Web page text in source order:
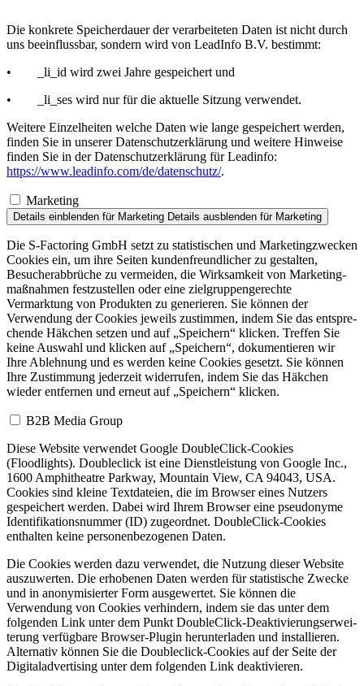
Die konkrete Speicherdauer der verarbeiteten Daten ist nicht durch
uns beeinflussbar, sondern wird von LeadInfo B.V. bestimmt:
• _li_id wird zwei Jahre gespeichert und
• _li_ses wird nur für die aktuelle Sitzung verwendet.
Weitere Einzelheiten welche Daten wie lange gespeichert werden,
finden Sie in unserer Datenschutzerklärung und weitere Hinweise
finden Sie in der Datenschutzerklärung für Leadinfo:
https://www.leadinfo.com/de/datenschutz/.
Marketing
Details einblenden für Marketing Details ausblenden für Marketing
Die S-Factoring GmbH setzt zu statis­tischen und Marketing­zwecken
Cookies ein, um ihre Seiten kunden­freund­licher zu gestalten,
Besucher­ab­brüche zu vermeiden, die Wirksamkeit von Marketing­
maß­nahmen festzu­stellen oder eine zielgrup­pen­ge­rechte
Vermarktung von Produkten zu generieren. Sie können der
Verwendung der Cookies jeweils zustimmen, indem Sie das entspre­
chende Häkchen setzen und auf „Speichern“ klicken. Treffen Sie
keine Auswahl und klicken auf „Speichern“, dokumen­tieren wir
Ihre Ablehnung und es werden keine Cookies gesetzt. Sie können
Ihre Zustimmung jederzeit widerrufen, indem Sie das Häkchen
wieder entfernen und erneut auf „Speichern“ klicken.
B2B Media Group
Diese Website verwendet Google DoubleClick-Cookies
(Floodlights). Doubleclick ist eine Dienst­leistung von Google Inc.,
1600 Amphitheatre Parkway, Mountain View, CA 94043, USA.
Cookies sind kleine Textdateien, die im Browser eines Nutzers
gespeichert werden. Dabei wird Ihrem Browser eine pseudonyme
Identi­fi­ka­ti­ons­nummer (ID) zugeordnet. DoubleClick-Cookies
enthalten keine personen­be­zogenen Daten.
Die Cookies werden dazu verwendet, die Nutzung dieser Website
auszuwerten. Die erhobenen Daten werden für statis­tische Zwecke
und in anonymi­sierter Form ausgewertet. Sie können die
Verwendung von Cookies verhindern, indem sie das unter dem
folgenden Link unter dem Punkt DoubleClick-Deakti­vie­rungs­er­wei­
terung verfügbare Browser-Plugin herunterladen und instal­lieren.
Alternativ können Sie die Doubleclick-Cookies auf der Seite der
Digita­l­ad­ver­tising unter dem folgenden Link deakti­vieren.